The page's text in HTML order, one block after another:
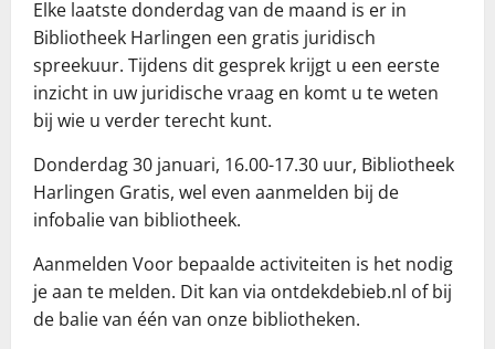
Elke laatste donderdag van de maand is er in
Bibliotheek Harlingen een gratis juridisch
spreekuur. Tijdens dit gesprek krijgt u een eerste
inzicht in uw juridische vraag en komt u te weten
bij wie u verder terecht kunt.
Donderdag 30 januari, 16.00-17.30 uur, Bibliotheek
Harlingen Gratis, wel even aanmelden bij de
infobalie van bibliotheek.
Aanmelden Voor bepaalde activiteiten is het nodig
je aan te melden. Dit kan via ontdekdebieb.nl of bij
de balie van één van onze bibliotheken.